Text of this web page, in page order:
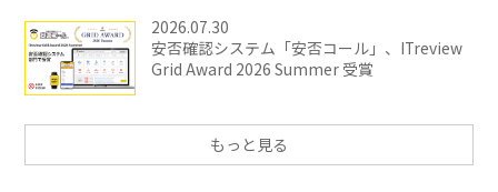
2026.07.30
安否確認システム「安否コール」、ITreview
Grid Award 2026 Summer 受賞
もっと見る